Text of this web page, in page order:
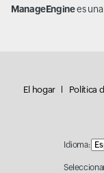
ManageEnginees
El hogar Política
Idioma: